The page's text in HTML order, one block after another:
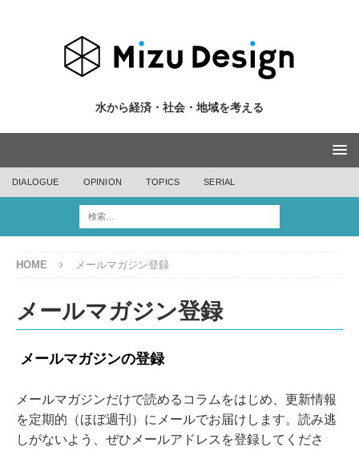
水から経済・社会・地域を考える
DIALOGUE OPINION TOPICS SERIAL
HOME メールマガジン登録
メールマガジン登録
メールマガジンの登録
メールマガジンだけで読めるコラムをはじめ、更新情報
を定期的（ほぼ週刊）にメールでお届けします。読み逃
しがないよう、ぜひメールアドレスを登録してくださ